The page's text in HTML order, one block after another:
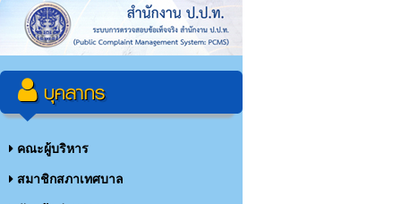
บุคลากร
คณะผู้บริหาร
สมาชิกสภาเทศบาล